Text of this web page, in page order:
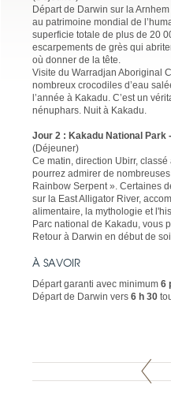
Départ de Darwin sur la
au patrimoine mondial de
superficie totale de plus de 20
escarpements de grès qui
où donner de la tête.
Visite du Warradjan Aboriginal
nombreux crocodiles d’eau
l’année à Kakadu. C’est un
nénuphars. Nuit à Kakadu.
Jour 2 : Kakadu National Park
(Déjeuner)
Ce matin, direction Ubirr,
pourrez admirer de
Rainbow Serpent ». Certaines
sur la East Alligator River,
alimentaire, la mythologie et
Parc national de Kakadu, vous
Retour à Darwin en début de
À SAVOIR
Départ garanti avec minimum 6
Départ de Darwin vers 6 h 30